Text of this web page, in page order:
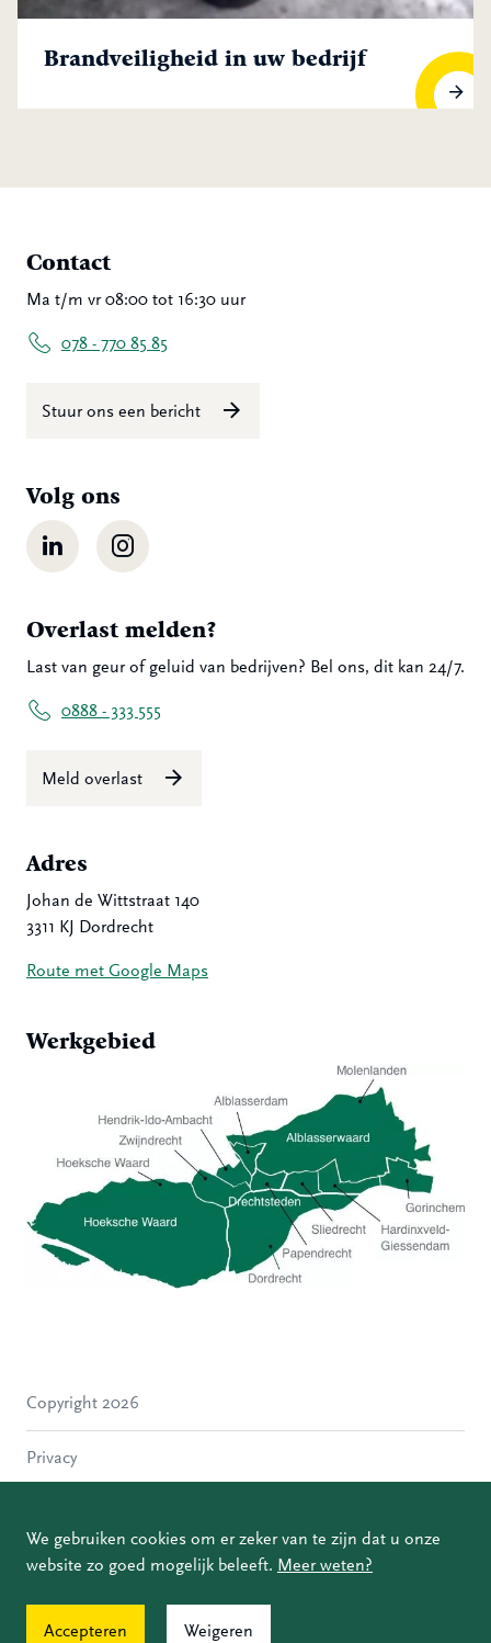
We gebruiken cookies om er zeker van te zijn dat u onze
website zo goed mogelijk beleeft. Meer weten?
Accepteren Weigeren
Brandveiligheid in uw bedrijf
Contact
Ma t/m vr 08:00 tot 16:30 uur
078 - 770 85 85
Stuur ons een bericht
Volg ons
LinkedIn Instagram
Overlast melden?
Last van geur of geluid van bedrijven? Bel ons, dit kan 24/7.
0888 - 333 555
Meld overlast
Adres
Johan de Wittstraat 140
3311 KJ Dordrecht
Route met Google Maps
Werkgebied
Molenlanden
Papendrecht
Gorinchem
Copyright 2026
Privacy
Coordinated Vulnerability Disclosure